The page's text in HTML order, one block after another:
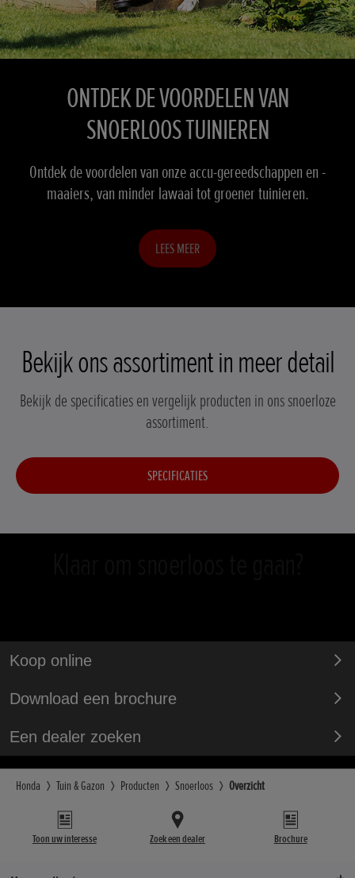
ONTDEK DE VOORDELEN VAN
SNOERLOOS TUINIEREN
Ontdek de voordelen van onze accu-gereedschappen en -
maaiers, van minder lawaai tot groener tuinieren.
LEES MEER
Bekijk ons assortiment in meer detail
Bekijk de specificaties en vergelijk producten in ons snoerloze
assortiment.
SPECIFICATIES
Koop online
Download een brochure
Een dealer zoeken
Honda Tuin & Gazon Producten Snoerloos Overzicht
Toon uw interesse Zoek een dealer Brochure